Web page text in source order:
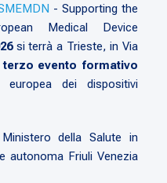
- Supporting the
Medical Device
si terrà a Trieste, in Via
terzo evento formativo
europea dei dispositivi
della Salute in
autonoma Friuli Venezia